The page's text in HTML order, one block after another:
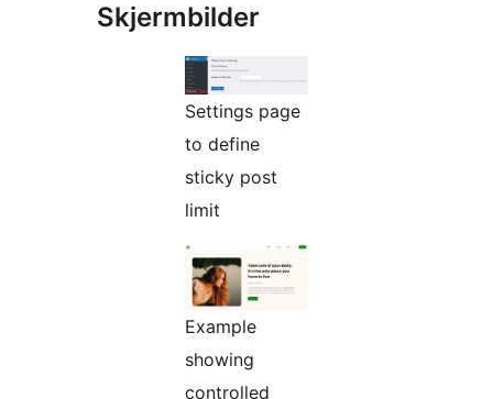
Skjermbilder
Settings page
to define
sticky post
limit
Example
showing
controlled